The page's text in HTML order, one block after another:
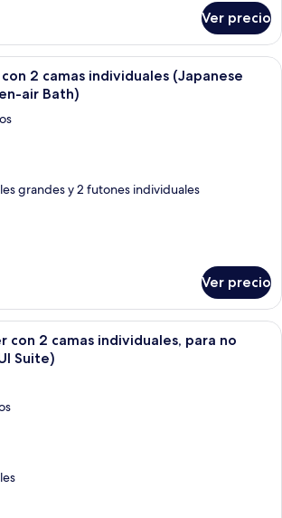
Ver precio
Una habitación de hotel moderna
2 camas individuales (Japanese
air Bath)
grandes y 2 futones individuales
Ver precio
Habitación de hotel con una cama
con 2 camas individuales, para no
Suite)